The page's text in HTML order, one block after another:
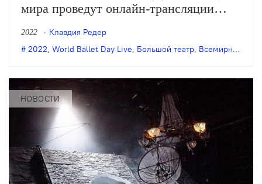
мира проведут онлайн-трансляции
представлений и репетиций.
2022
Клавдия Редер
2022, World Ballet Day Live, Большой театр, Всемирный день балета
НОВОСТИ